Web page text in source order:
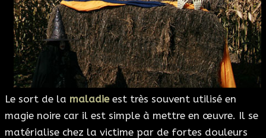
Le sort de la maladieest très souvent utilisé en
magie noire car il est simple à mettre en œuvre. Il se
matérialise chez la victime par de fortes douleurs